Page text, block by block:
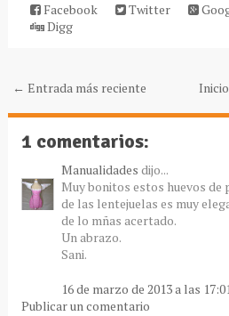
Facebook Twitter
Digg
← Entrada más reciente Inicio
1 comentarios:
Manualidades dijo...
Muy bonitos estos huevos de
de las lentejuelas es muy
de lo mñas acertado.
Un abrazo.
Sani.
16 de marzo de 2013 a las
Publicar un comentario